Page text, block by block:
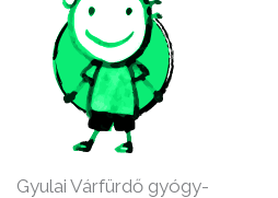
Gyulai Várfürdő gyógy-